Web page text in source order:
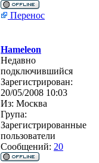
Перенос
Hameleon
Недавно
подключившийся
Зарегистрирован:
20/05/2008 10:03
Из: Москва
Група:
Зарегистрированные
пользователи
Сообщений: 20